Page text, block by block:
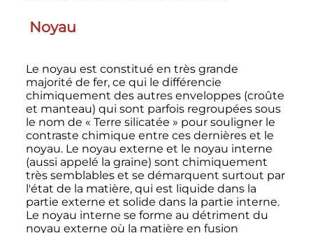
Noyau
Le noyau est constitué en très grande
majorité de fer, ce qui le différencie
chimiquement des autres enveloppes (croûte
et manteau) qui sont parfois regroupées sous
le nom de « Terre silicatée » pour souligner le
contraste chimique entre ces dernières et le
noyau. Le noyau externe et le noyau interne
(aussi appelé la graine) sont chimiquement
très semblables et se démarquent surtout par
l'état de la matière, qui est liquide dans la
partie externe et solide dans la partie interne.
Le noyau interne se forme au détriment du
noyau externe où la matière en fusion